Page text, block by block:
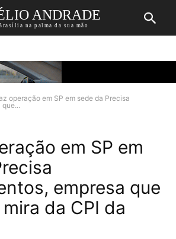
ANDRADE
na palma da sua mão
operação em SP em sede da Precisa
que...
em SP em
empresa que
da CPI da